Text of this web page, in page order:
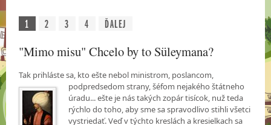
1 2 3 4 ĎALEJ
"Mimo misu" Chcelo by to Süleymana?
Tak prihláste sa, kto ešte nebol ministrom, poslancom,
podpredsedom strany, šéfom nejakéhoštátneho
úradu... ešte je nás takých zopár tisícok, nuž teda
rýchlo do toho, aby sme sa spravodlivo stihli všetci
vystriedať. Veď v týchto kreslách a kresielkach sa